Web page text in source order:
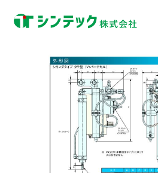
トップ
シンテックについて
バランスシリンダカ
20211220 (2)_ページ